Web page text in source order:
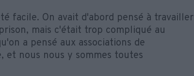
facile. On avait d'abord pensé à travailler
mais c'était trop compliqué au
a pensé aux associations de
et nous nous y sommes toutes